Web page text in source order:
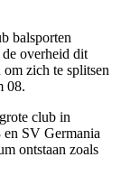
balsporten
overheid dit
zich te splitsen
08.
club in
en SV Germania
ontstaan zoals